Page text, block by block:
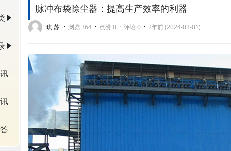
脉冲布袋除尘器：提高生产效率的利器
琪 苏 · 浏览 364 · 点赞 0 · 评论 0 · 2年前 (2024-03-01)